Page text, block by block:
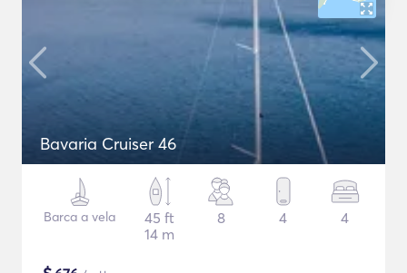
Bavaria Cruiser 46
Barca a vela
45 ft
14 m
8 4 4